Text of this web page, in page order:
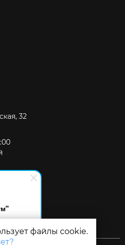
помочь
если у
файлы cookie.
32